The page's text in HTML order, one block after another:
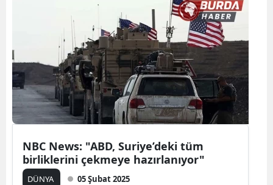
NBC News: "ABD, Suriye’deki tüm
birliklerini çekmeye hazırlanıyor"
DÜNYA 05 Şubat 2025